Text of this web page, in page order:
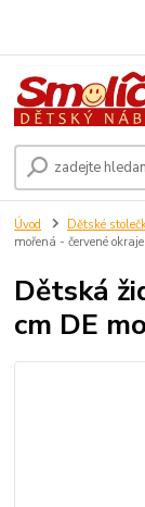
Úvod Dětské
mořená - červené okraje
Dětská
cm DE